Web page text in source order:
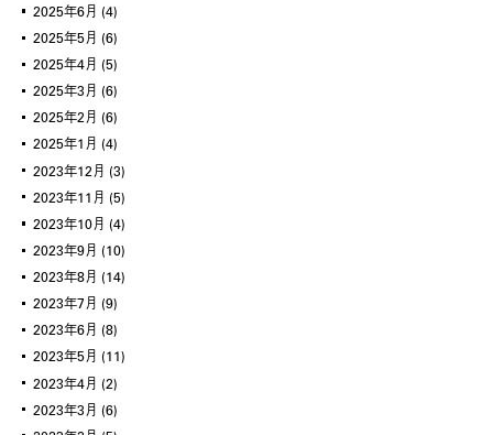
2025年6月 (4)
2025年5月 (6)
2025年4月 (5)
2025年3月 (6)
2025年2月 (6)
2025年1月 (4)
2023年12月 (3)
2023年11月 (5)
2023年10月 (4)
2023年9月 (10)
2023年8月 (14)
2023年7月 (9)
2023年6月 (8)
2023年5月 (11)
2023年4月 (2)
2023年3月 (6)